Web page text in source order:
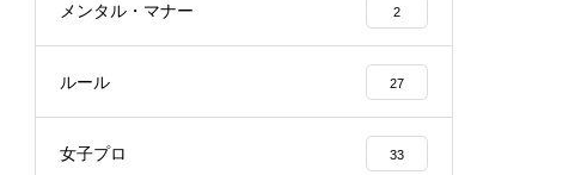
メンタル・マナー 2
ルール 27
女子プロ 33